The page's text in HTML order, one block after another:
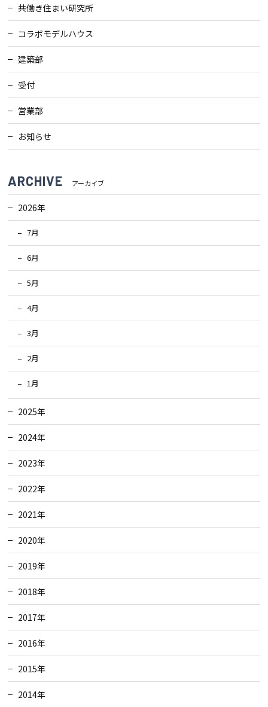
よくあるご質問
プライバシー
ポリシー
ソーシャルメディアポリ
サイトマップ
共働き住まい研究所
コラボモデルハウス
建築部
受付
営業部
お知らせ
ARCHIVE アーカイブ
2026年
7月
6月
5月
4月
3月
2月
1月
2025年
2024年
2023年
2022年
2021年
2020年
2019年
2018年
2017年
2016年
2015年
2014年